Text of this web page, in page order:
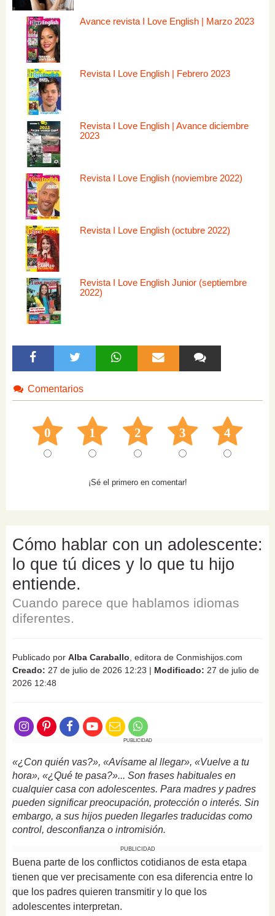
Avance revista I Love English | Marzo 2023
Revista I Love English | Febrero 2023
Revista I Love English | Avance diciembre
2023
Revista I Love English (noviembre 2022)
Revista I Love English (octubre 2022)
Revista I Love English Junior (septiembre
2022)
Comentarios
0 1 2 3 4
¡Sé el primero en comentar!
Cómo hablar con un adolescente:
lo que tú dices y lo que tu hijo
entiende.
Cuando parece que hablamos idiomas
diferentes.
Publicado por Alba Caraballo , editora de Conmishijos.com
Creado: 27 de julio de 2026 12:23 | Modificado: 27 de julio de
2026 12:48
PUBLICIDAD
«¿Con quién vas?», «Avísame al llegar», «Vuelve a tu
hora», «¿Qué te pasa?»... Son frases habituales en
cualquier casa con adolescentes. Para madres y padres
pueden significar preocupación, protección o interés. Sin
embargo, a sus hijos pueden llegarles traducidas como
control, desconfianza o intromisión.
PUBLICIDAD
Buena parte de los conflictos cotidianos de esta etapa
tienen que ver precisamente con esa diferencia entre lo
que los padres quieren transmitir y lo que los
adolescentes interpretan.